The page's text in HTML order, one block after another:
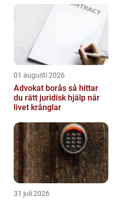
fastigheter...
01 augusti 2026
Advokat borås så hittar
du rätt juridisk hjälp när
livet krånglar
31 juli 2026